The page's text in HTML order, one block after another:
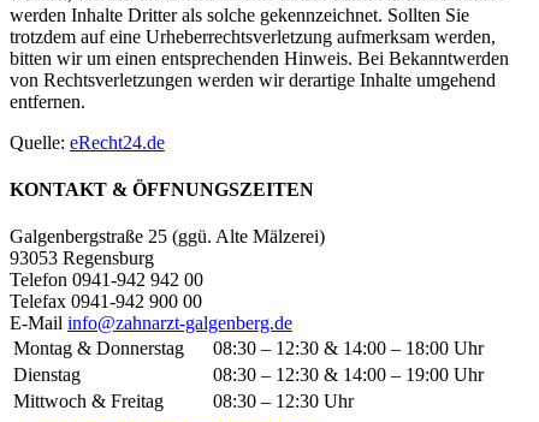
werden Inhalte Dritter als solche gekennzeichnet. Sollten Sie
trotzdem auf eine Urheberrechtsverletzung aufmerksam werden,
bitten wir um einen entsprechenden Hinweis. Bei Bekanntwerden
von Rechtsverletzungen werden wir derartige Inhalte umgehend
entfernen.
Quelle: eRecht24.de
KONTAKT & ÖFFNUNGSZEITEN
Galgenbergstraße 25 (ggü. Alte Mälzerei)
93053 Regensburg
Telefon 0941-942 942 00
Telefax 0941-942 900 00
E-Mail info@zahnarzt-galgenberg.de
Montag & Donnerstag
08:30 – 12:30 & 14:00 – 18:00 Uhr
Dienstag
08:30 – 12:30 & 14:00 – 19:00 Uhr
Mittwoch & Freitag
08:30 – 12:30 Uhr